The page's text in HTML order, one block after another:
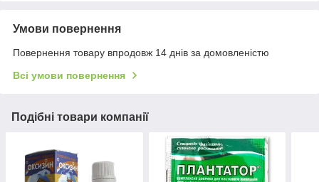
Умови повернення
Повернення товару впродовж 14 днів за домовленістю
Всі умови повернення
Подібні товари компанії